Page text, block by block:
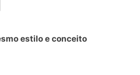
estilo e conceito